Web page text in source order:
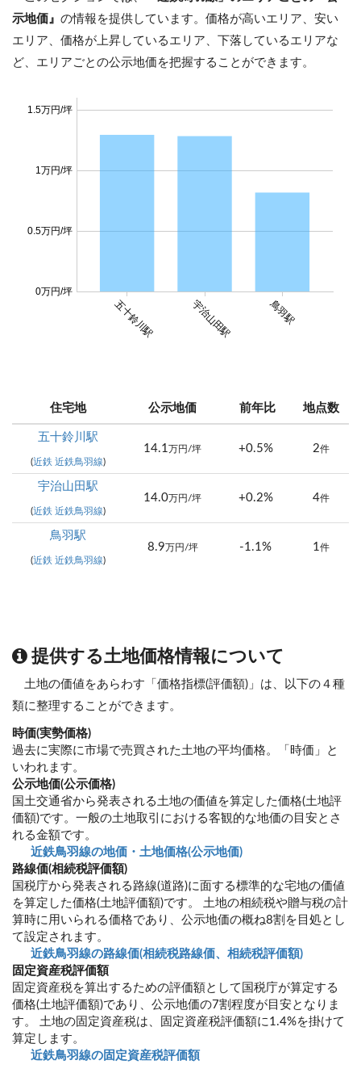
示地価』 の情報を提供しています。価格が高いエリア、安い
エリア、価格が上昇しているエリア、下落しているエリアな
ど、エリアごとの公示地価を把握することができます。
五十鈴川駅 宇治山田駅 鳥羽駅
0万円/坪
0.5万円/坪
1万円/坪
1.5万円/坪
住宅地 公示地価 前年比 地点数
五十鈴川駅
(近鉄 近鉄鳥羽線)
14.1万円/坪 +0.5% 2件
宇治山田駅
(近鉄 近鉄鳥羽線)
14.0万円/坪 +0.2% 4件
鳥羽駅
(近鉄 近鉄鳥羽線)
8.9万円/坪 -1.1% 1件
提供する土地価格情報について
土地の価値をあらわす「価格指標(評価額)」は、以下の４種
類に整理することができます。
時価(実勢価格)
過去に実際に市場で売買された土地の平均価格。「時価」と
いわれます。
公示地価(公示価格)
国土交通省から発表される土地の価値を算定した価格(土地評
価額)です。一般の土地取引における客観的な地価の目安とさ
れる金額です。
近鉄鳥羽線の地価・土地価格(公示地価)
路線価(相続税評価額)
国税庁から発表される路線(道路)に面する標準的な宅地の価値
を算定した価格(土地評価額)です。 土地の相続税や贈与税の計
算時に用いられる価格であり、公示地価の概ね8割を目処とし
て設定されます。
近鉄鳥羽線の路線価(相続税路線価、相続税評価額)
固定資産税評価額
固定資産税を算出するための評価額として国税庁が算定する
価格(土地評価額)であり、公示地価の7割程度が目安となりま
す。 土地の固定資産税は、固定資産税評価額に1.4%を掛けて
算定します。
近鉄鳥羽線の固定資産税評価額